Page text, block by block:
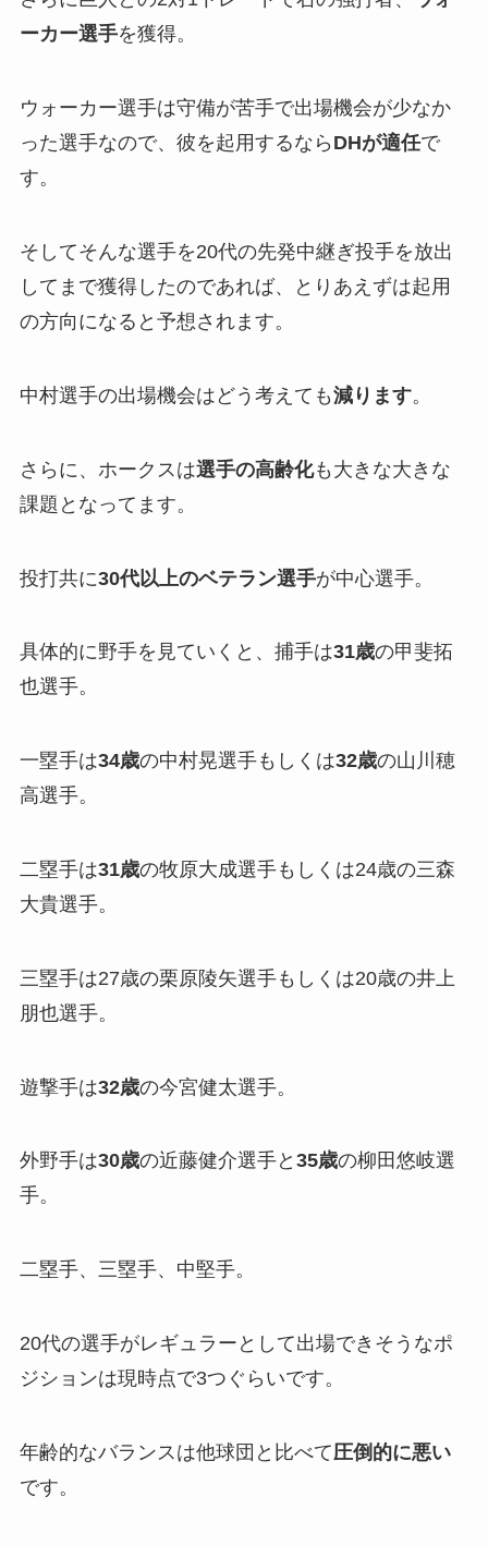
ーカー選手を獲得。
ウォーカー選手は守備が苦手で出場機会が少なか
った選手なので、彼を起用するなら DHが適任で
す。
そしてそんな選手を20代の先発中継ぎ投手を放出
してまで獲得したのであれば、とりあえずは起用
の方向になると予想されます。
中村選手の出場機会はどう考えても減ります。
さらに、ホークスは選手の高齢化も大きな大きな
課題となってます。
投打共に30代以上のベテラン選手が中心選手。
具体的に野手を見ていくと、捕手は31歳の甲斐拓
也選手。
一塁手は34歳の中村晃選手もしくは32歳の山川穂
高選手。
二塁手は31歳の牧原大成選手もしくは24歳の三森
大貴選手。
三塁手は27歳の栗原陵矢選手もしくは20歳の井上
朋也選手。
遊撃手は32歳の今宮健太選手。
外野手は30歳の近藤健介選手と 35歳の柳田悠岐選
手。
二塁手、三塁手、中堅手。
20代の選手がレギュラーとして出場できそうなポ
ジションは現時点で3つぐらいです。
年齢的なバランスは他球団と比べて圧倒的に悪い
です。